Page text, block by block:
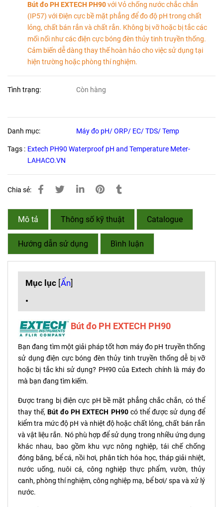
Bút đo PH EXTECH PH90với Vỏ chống nước chắc chắn
(IP57) với Điện cực bề mặt phẳng để đo độ pH trong chất
lỏng, chất bán rắn và chất rắn. Không bị vỡ hoặc bị tắc các
mối nối như các điện cực bóng đèn thủy tinh truyền thống.
Cảm biến dễ dàng thay thế hoàn hảo cho việc sử dụng tại
hiện trường hoặc phòng thí nghiệm.
Tình trạng: Còn hàng
Danh mục: Máy đo pH/ ORP/ EC/ TDS/ Temp
Tags : Extech PH90 Waterproof pH and Temperature Meter-
LAHACO.VN
Chia sẻ:
Mô tả Thông số kỹ thuật Catalogue
Hướng dẫn sử dụng Bình luận
Mục lục [Ẩn]
Bút đo PH EXTECH PH90
Bạn đang tìm một giải pháp tốt hơn máy đo pH truyền thống
sử dụng điện cực bóng đèn thủy tinh truyền thống dễ bị vỡ
hoặc bị tắc khi sử dụng? PH90 của Extech chính là máy đo
mà bạn đang tìm kiếm.
Được trang bị điện cực pH bề mặt phẳng chắc chắn, có thể
thay thế,Bút đo PH EXTECH PH90có thể được sử dụng để
kiểm tra mức độ pH và nhiệt độ hoặc chất lỏng, chất bán rắn
và vật liệu rắn. Nó phù hợp để sử dụng trong nhiều ứng dụng
khác nhau, bao gồm khu vực nông nghiệp, tái chế chống
đóng băng, bể cá, nồi hơi, phân tích hóa học, tháp giải nhiệt,
nước uống, nuôi cá, công nghiệp thực phẩm, vườn, thủy
canh, phòng thí nghiệm, công nghiệp mạ, bể bơi/ spa và xử lý
nước.